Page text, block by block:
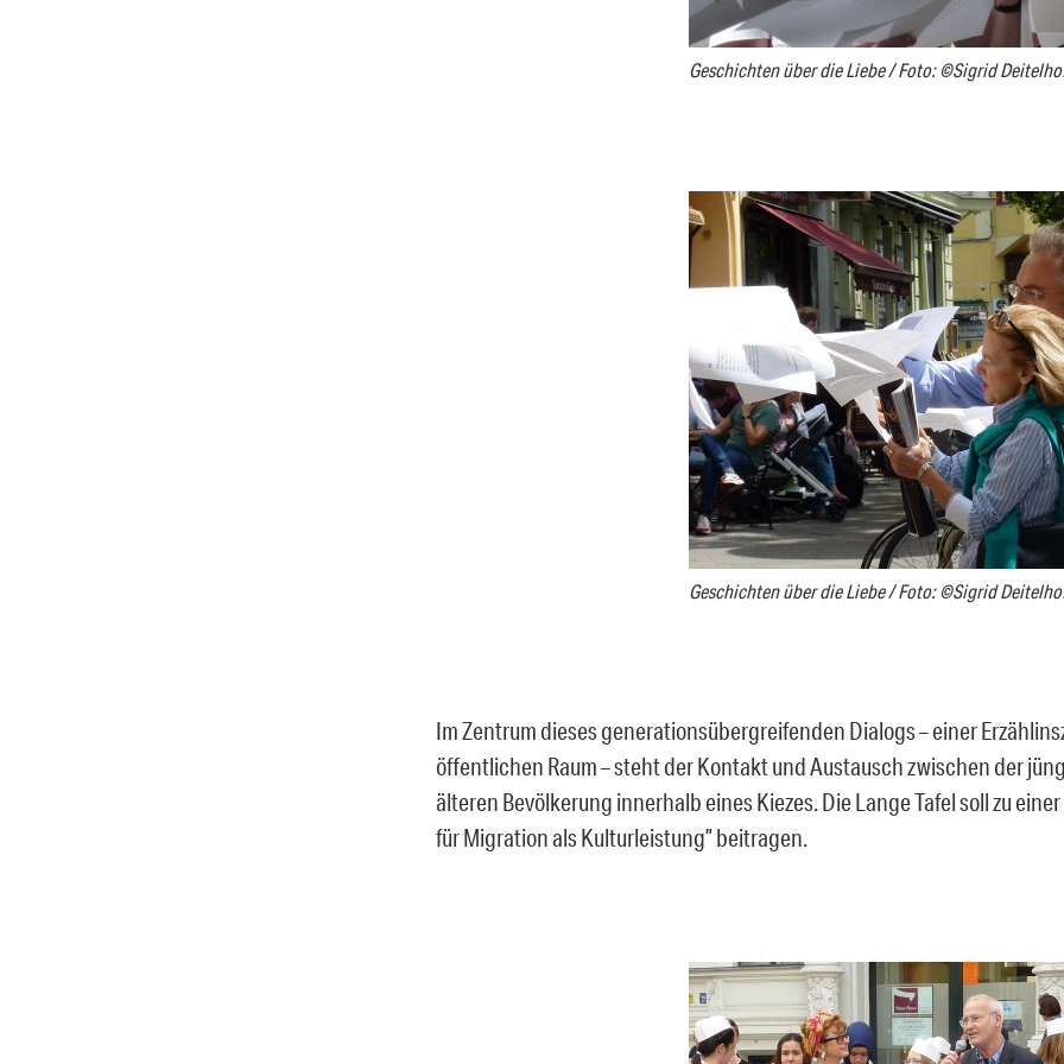
Geschichten über die Liebe / Foto: ©Sigrid
Geschichten über die Liebe / Foto: ©Sigrid
Im Zentrum dieses generationsübergreifenden Dialogs – einer
öffentlichen Raum – steht der Kontakt und Austausch zwischen der
älteren Bevölkerung innerhalb eines Kiezes. Die Lange Tafel soll zu
für Migration als Kulturleistung” beitragen.